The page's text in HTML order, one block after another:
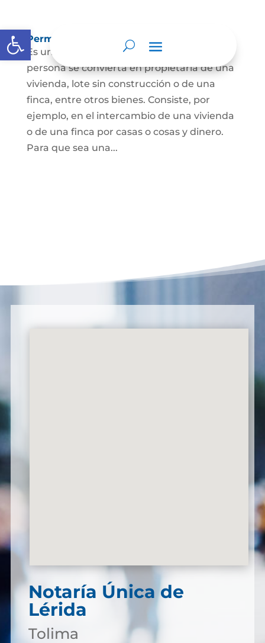
Abrir barra de herramientas
Permuta de Inmuebles
Es uno de los contratos para que una
persona se convierta en propietaria de una
vivienda, lote sin construcción o de una
finca, entre otros bienes. Consiste, por
ejemplo, en el intercambio de una vivienda
o de una finca por casas o cosas y dinero.
Para que sea una...
Notaría Única de
Lérida
Tolima